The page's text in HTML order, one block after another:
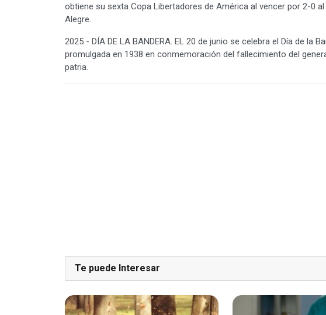
obtiene su sexta Copa Libertadores de América al vencer por 2-0
Alegre.
2025 - DÍA DE LA BANDERA. EL 20 de junio se celebra el Día de la
promulgada en 1938 en conmemoración del fallecimiento del
patria.
Te puede Interesar